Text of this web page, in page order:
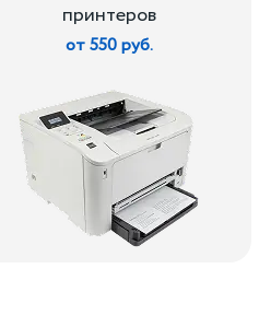
принтеров
от 550 руб.